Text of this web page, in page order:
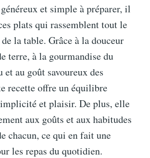
et simple à préparer, il
plats qui rassemblent tout le
la table. Grâce à la douceur
terre, à la gourmandise du
au goût savoureux des
recette offre un équilibre
et plaisir. De plus, elle
aux goûts et aux habitudes
chacun, ce qui en fait une
les repas du quotidien.